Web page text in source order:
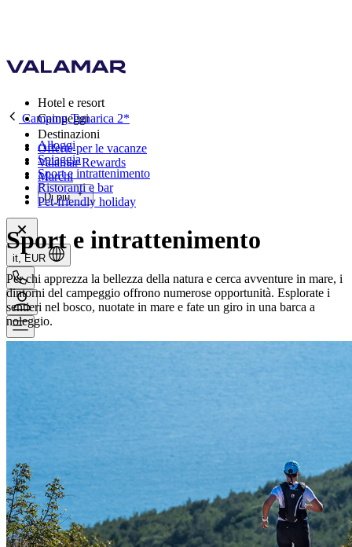
Hotel e resort
Campeggi
Destinazioni
Offerte per le vacanze
Valamar Rewards
Marchi
Di più
it, EUR
Camping Tunarica 2*
Alloggi
Spiaggia
Sport e intrattenimento
Ristoranti e bar
Pet-friendly holiday
Sport e intrattenimento
Per chi apprezza la bellezza della natura e cerca avventure in mare, i
dintorni del campeggio offrono numerose opportunità. Esplorate i
sentieri nel bosco, nuotate in mare e fate un giro in una barca a
noleggio.